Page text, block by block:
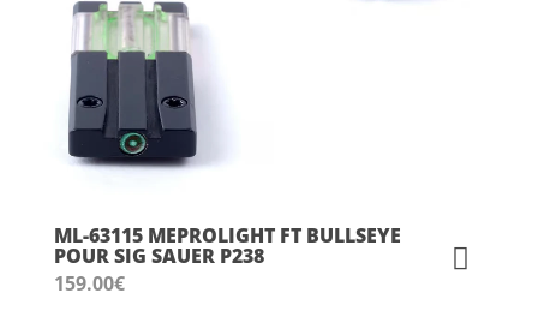
ML-63115 MEPROLIGHT FT BULLSEYE
POUR SIG SAUER P238
159.00€